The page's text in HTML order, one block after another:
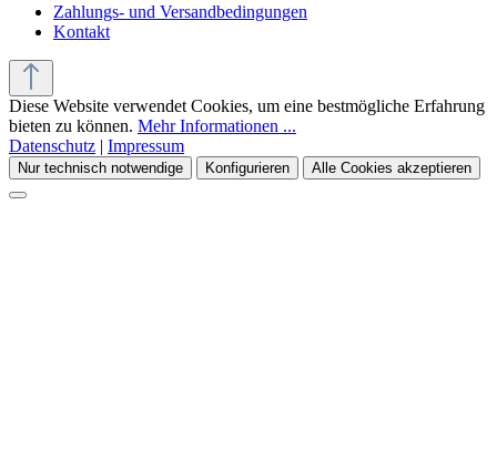
Zahlungs- und Versandbedingungen
Kontakt
Diese Website verwendet Cookies, um eine bestmögliche Erfahrung
bieten zu können. Mehr Informationen ...
Datenschutz | Impressum
Nur technisch notwendige Konfigurieren Alle Cookies akzeptieren